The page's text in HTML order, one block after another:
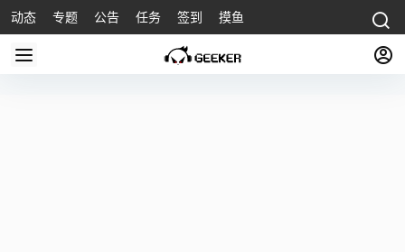
动态 专题 公告 任务 签到 摸鱼